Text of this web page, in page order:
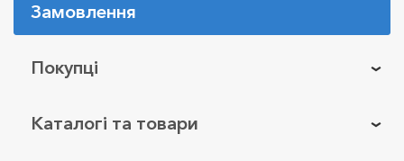
Замовлення
Покупці
Каталогі та товари